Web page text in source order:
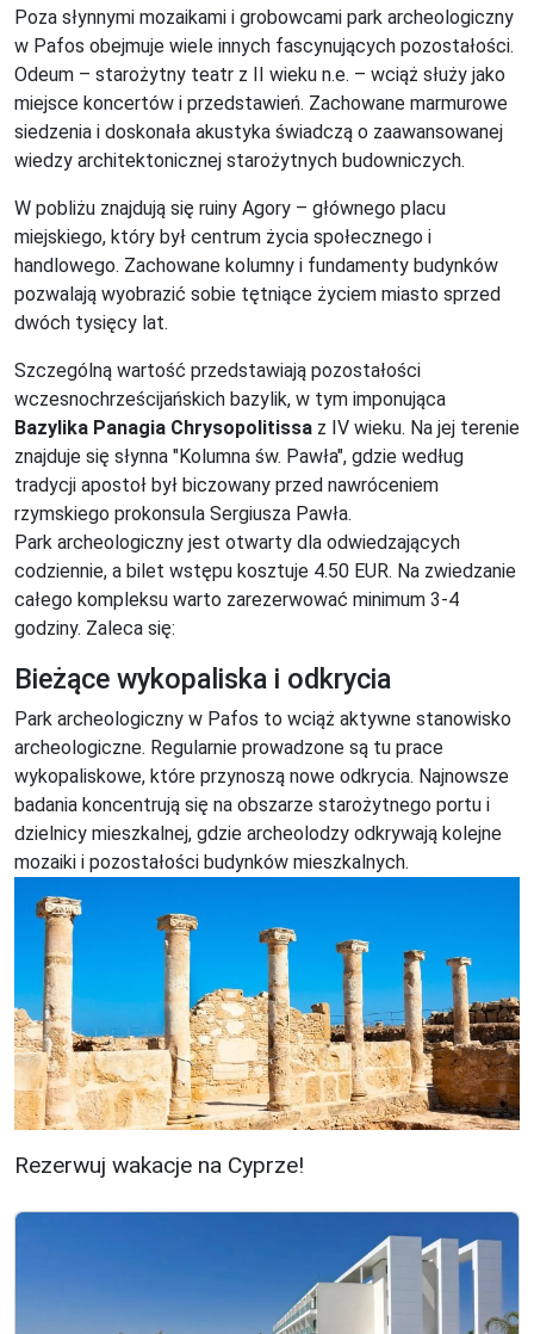
Poza słynnymi mozaikami i grobowcami park archeologiczny
w Pafos obejmuje wiele innych fascynujących pozostałości.
Odeum – starożytny teatr z II wieku n.e. – wciąż służy jako
miejsce koncertów i przedstawień. Zachowane marmurowe
siedzenia i doskonała akustyka świadczą o zaawansowanej
wiedzy architektonicznej starożytnych budowniczych.
W pobliżu znajdują się ruiny Agory – głównego placu
miejskiego, który był centrum życia społecznego i
handlowego. Zachowane kolumny i fundamenty budynków
pozwalają wyobrazić sobie tętniące życiem miasto sprzed
dwóch tysięcy lat.
Szczególną wartość przedstawiają pozostałości
wczesnochrześcijańskich bazylik, w tym imponująca
Bazylika Panagia Chrysopolitissa z IV wieku. Na jej terenie
znajduje się słynna "Kolumna św. Pawła", gdzie według
tradycji apostoł był biczowany przed nawróceniem
rzymskiego prokonsula Sergiusza Pawła.
Park archeologiczny jest otwarty dla odwiedzających
codziennie, a bilet wstępu kosztuje 4.50 EUR. Na zwiedzanie
całego kompleksu warto zarezerwować minimum 3-4
godziny. Zaleca się:
Bieżące wykopaliska i odkrycia
Park archeologiczny w Pafos to wciąż aktywne stanowisko
archeologiczne. Regularnie prowadzone są tu prace
wykopaliskowe, które przynoszą nowe odkrycia. Najnowsze
badania koncentrują się na obszarze starożytnego portu i
dzielnicy mieszkalnej, gdzie archeolodzy odkrywają kolejne
mozaiki i pozostałości budynków mieszkalnych.
Rezerwuj wakacje na Cyprze!